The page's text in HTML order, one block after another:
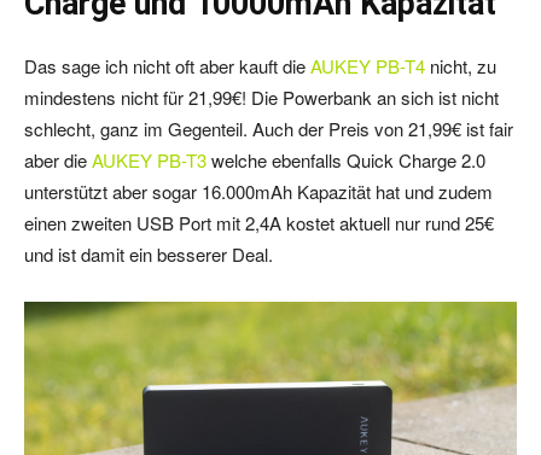
Das sage ich nicht oft aber kauft dieAUKEY PB-T4 nicht, zu
mindestens nicht für 21,99€! Die Powerbank an sich ist nicht
schlecht, ganz im Gegenteil. Auch der Preis von 21,99€ ist fair
aber dieAUKEY PB-T3welche ebenfalls Quick Charge 2.0
unterstützt aber sogar 16.000mAh Kapazität hat und zudem
einen zweiten USB Port mit 2,4A kostet aktuell nur rund 25€
und ist damit ein besserer Deal.